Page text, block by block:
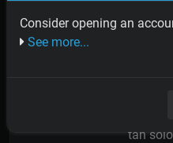
Consider opening an
See more...
por un
con toda
tan